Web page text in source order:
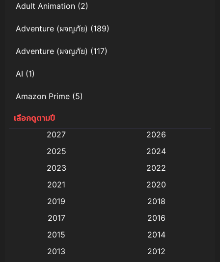
Adult Animation (2)
Adventure (ผจญภัย) (189)
Adventure (ผจญภัย) (117)
AI (1)
Amazon Prime (5)
Anal (ประตูหลัง)
Animation การ์ตูน
Animation อนิเมะ
Animation แอนิเมชั่น
(9)
เลือกดูตามปี
2027
2026
2025
2024
2023
2022
2021
2020
2019
2018
2017
2016
2015
2014
2013
2012